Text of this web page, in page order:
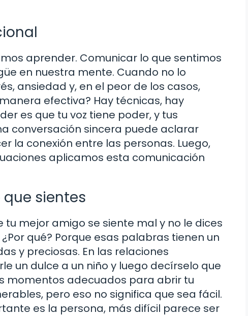
aprender. Comunicar lo que sentimos
en nuestra mente. Cuando no lo
ansiedad y, en el peor de los casos,
efectiva? Hay técnicas, hay
es que tu voz tiene poder, y tus
conversación sincera puede aclarar
la conexión entre las personas. Luego,
aplicamos esta comunicación
sientes
mejor amigo se siente mal y no le dices
qué? Porque esas palabras tienen un
y preciosas. En las relaciones
un dulce a un niño y luego decírselo que
momentos adecuados para abrir tu
pero eso no significa que sea fácil.
es la persona, más difícil parece ser